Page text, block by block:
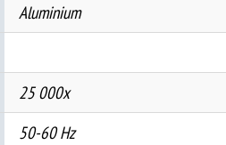
Aluminium
25 000x
50-60 Hz